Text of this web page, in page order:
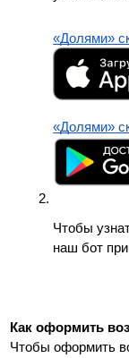
«Долями»
«Долями»
Чтобы
наш бот
Как оформить
Чтобы оформить